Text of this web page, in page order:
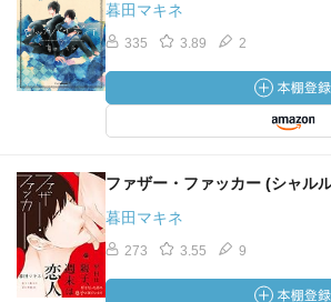
暮田マキネ
335 3.89 2
ファザー・ファッカー (シャル
暮田マキネ
273 3.55 9